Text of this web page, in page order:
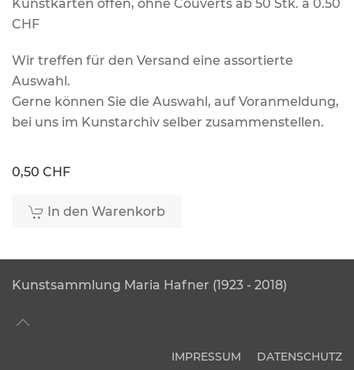
Kunstkarten offen, ohne Couverts ab 50 Stk. à 0.50
CHF
Wir treffen für den Versand eine assortierte
Auswahl.
Gerne können Sie die Auswahl, auf Voranmeldung,
bei uns im Kunstarchiv selber zusammenstellen.
0,50 CHF
In den Warenkorb
Kunstsammlung Maria Hafner (1923 - 2018)
IMPRESSUM DATENSCHUTZ